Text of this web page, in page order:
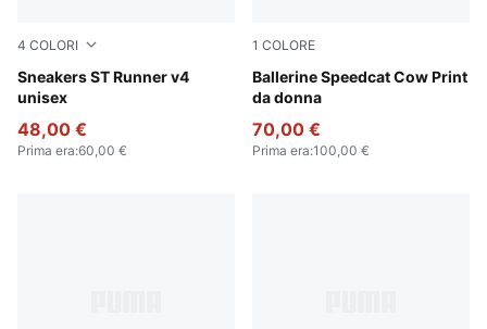
4 COLORI
Sneakers ST Runner v4
unisex
PUMA Black-Shadow Gray
48,00 €
Prima era:60,00 €
1 COLORE
Ballerine Speedcat Cow Print
da donna
Chocolate Brown-Warm
70,00 €
Prima era:100,00 €